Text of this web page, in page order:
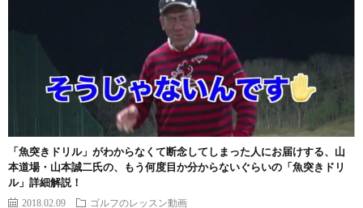
「魚突きドリル」がわからなくて断念してしまった人にお届けする、山
本道場・山本誠二氏の、もう何度目か分からないぐらいの「魚突きドリ
ル」詳細解説！
2018.02.09 ゴルフのレッスン動画